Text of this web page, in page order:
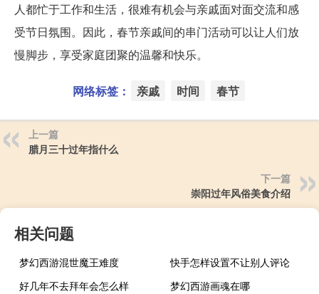
人都忙于工作和生活，很难有机会与亲戚面对面交流和感
受节日氛围。因此，春节亲戚间的串门活动可以让人们放
慢脚步，享受家庭团聚的温馨和快乐。
网络标签： 亲戚 时间 春节
上一篇
腊月三十过年指什么
下一篇
崇阳过年风俗美食介绍
相关问题
梦幻西游混世魔王难度
快手怎样设置不让别人评论
好几年不去拜年会怎么样
梦幻西游画魂在哪